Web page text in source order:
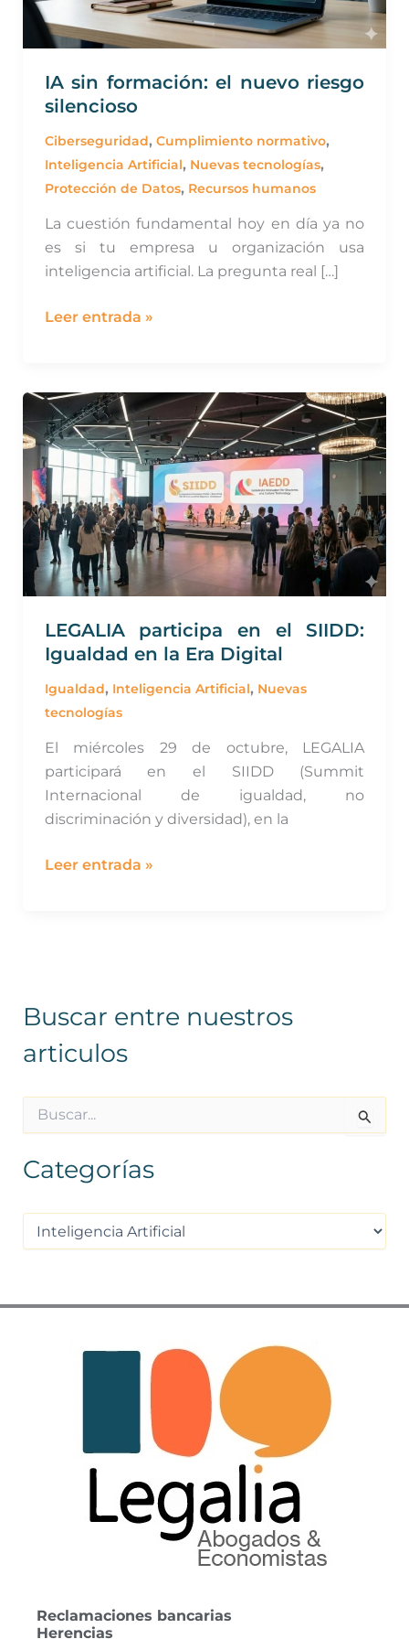
IA sin formación: el nuevo riesgo
silencioso
Ciberseguridad, Cumplimiento normativo,
Inteligencia Artificial, Nuevas tecnologías,
Protección de Datos, Recursos humanos
La cuestión fundamental hoy en día ya no
es si tu empresa u organización usa
inteligencia artificial. La pregunta real […]
Leer entrada »
LEGALIA participa en el SIIDD:
Igualdad en la Era Digital
Igualdad, Inteligencia Artificial, Nuevas
tecnologías
El miércoles 29 de octubre, LEGALIA
participará en el SIIDD (Summit
Internacional de igualdad, no
discriminación y diversidad), en la
LEGALIA
participa
en
el
SIIDD:
Igualdad
en
la
Era
Leer entrada »
Buscar entre nuestros
articulos
u
c
o
Categorías
Reclamaciones bancarias
Herencias